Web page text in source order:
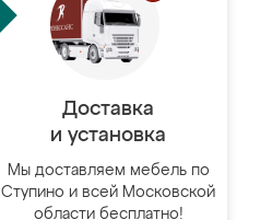
Доставка
и установка
Мы доставляем мебель по
Ступино и всей Московской
области бесплатно!